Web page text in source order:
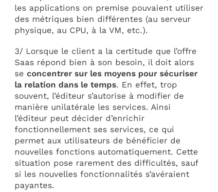
les applications on premise pouvaient utiliser
des métriques bien différentes (au serveur
physique, au CPU, à la VM, etc.).
3/ Lorsque le client a la certitude que l’offre
Saas répond bien à son besoin, il doit alors
se concentrer sur les moyens pour sécuriser
la relation dans le temps. En effet, trop
souvent, l’éditeur s’autorise à modifier de
manière unilatérale les services. Ainsi
l’éditeur peut décider d’enrichir
fonctionnellement ses services, ce qui
permet aux utilisateurs de bénéficier de
nouvelles fonctions automatiquement. Cette
situation pose rarement des difficultés, sauf
si les nouvelles fonctionnalités s’avéraient
payantes.